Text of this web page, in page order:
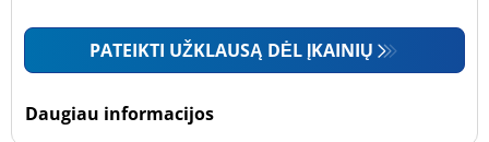
PATEIKTI UŽKLAUSĄ DĖL ĮKAINIŲ
Daugiau informacijos